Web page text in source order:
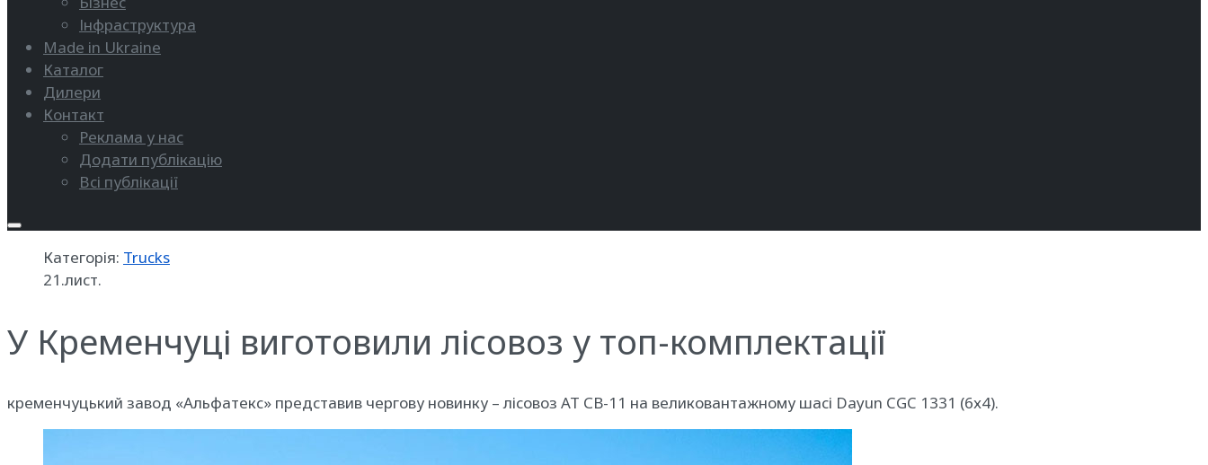
Інфраструктура
Made in Ukraine
Каталог
Дилери
Контакт
Реклама у нас
Додати публікацію
Всі публікації
Категорія: Trucks
21.лист.
У Кременчуці виготовили лісовоз у топ-комплектації
кременчуцький завод «Альфатекс» представив чергову новинку – лісовоз АТ СB-11 на великовантажному шасі Dayun CGC 1331 (6х4).